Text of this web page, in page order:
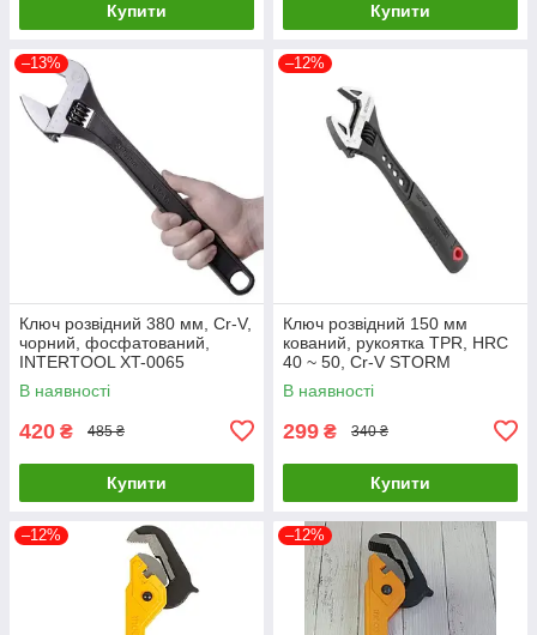
Купити Купити
–13%
Ключ розвідний 380 мм, Cr-V,
чорний, фосфатований,
INTERTOOL XT-0065
LuxPrice
В наявності
420 ₴ 485 ₴
Купити
–12%
Ключ розвідний 150 мм
кований, рукоятка TPR, HRC
40 ~ 50, Cr-V STORM
INTERTOOL XT-0070
LuxPrice
В наявності
299 ₴ 340 ₴
Купити
–12% –12%